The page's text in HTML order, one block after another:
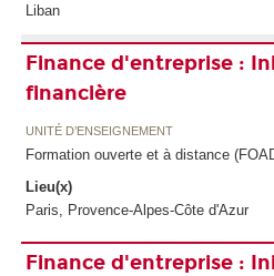
Liban
Finance d'entreprise :
financière
UNITÉ D’ENSEIGNEMENT
Formation ouverte et à distance
Lieu(x)
Paris, Provence-Alpes-Côte d'Azur
Finance d'entreprise :